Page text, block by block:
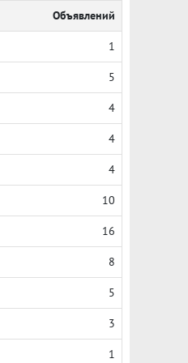
Объявлений
1
5
4
4
4
10
16
8
5
3
1